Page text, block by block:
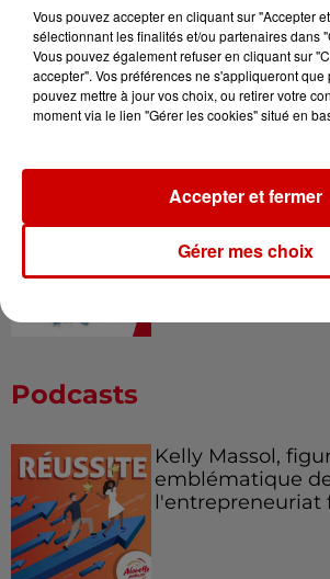
Alouette vous
Futuroscope
Le Duel -
en jet ski !
Podcasts
Kelly Massol,
emblématique
l'entrepreneuriat
Vous pouvez accepter en cliquant sur "Accepter
sélectionnant les finalités et/ou partenaires dans
Vous pouvez également refuser en cliquant sur
accepter". Vos préférences ne s'appliqueront que
pouvez mettre à jour vos choix, ou retirer votre
moment via le lien "Gérer les cookies" situé en
Gérer mes choix
Accepter et fermer